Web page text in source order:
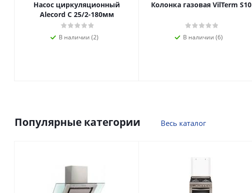
Насос циркуляционный
Alecord C 25/2-180мм
В наличии (2)
Колонка газовая VilTerm S10
В наличии (6)
Популярные категории Весь каталог